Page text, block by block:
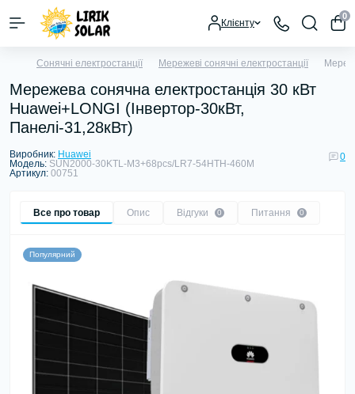
Клієнту
0
Сонячні електростанції Мережеві сонячні електростанції
Мережева сонячна електростанція 30 кВт
Huawei+LONGI (Інвертор-30кВт,
Панелі-31,28кВт)
Виробник: Huawei
Модель: SUN2000-30KTL-M3+68pcs/LR7-54HTH-460M
Артикул: 00751
0
Все про товар Опис Відгуки 0 Питання 0
Популярний